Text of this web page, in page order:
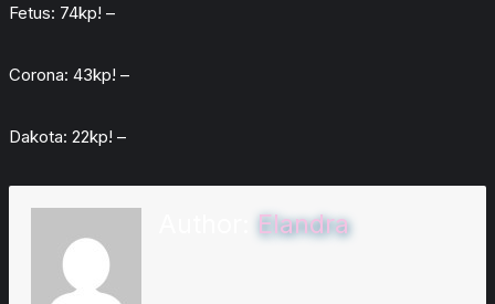
Fetus: 74kp! –
Corona: 43kp! –
Dakota: 22kp! –
Elandra